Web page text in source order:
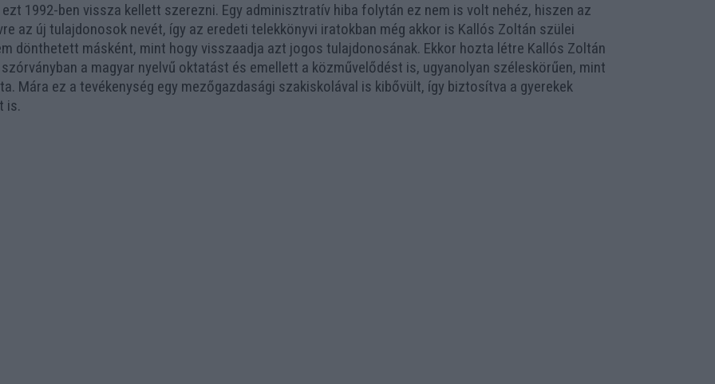
1992-ben vissza kellett szerezni. Egy adminisztratív hiba folytán ez nem is volt nehéz, hiszen az
az új tulajdonosok nevét, így az eredeti telekkönyvi iratokban még akkor is Kallós Zoltán szülei
dönthetett másként, mint hogy visszaadja azt jogos tulajdonosának. Ekkor hozta létre Kallós Zoltán
a magyar nyelvű oktatást és emellett a közművelődést is, ugyanolyan széleskörűen, mint
Mára ez a tevékenység egy mezőgazdasági szakiskolával is kibővült, így biztosítva a gyerekek
is.